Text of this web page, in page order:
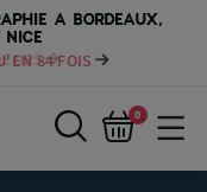
A BORDEAUX,
NICE
84 FOIS
0